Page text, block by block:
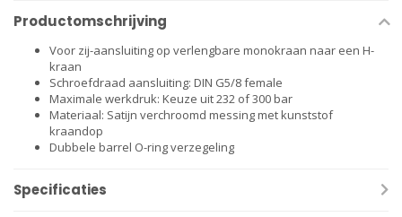
Productomschrijving
Voor zij-aansluiting op verlengbare monokraan naar een H-
kraan
Schroefdraad aansluiting: DIN G5/8 female
Maximale werkdruk: Keuze uit 232 of 300 bar
Materiaal: Satijn verchroomd messing met kunststof
kraandop
Dubbele barrel O-ring verzegeling
Specificaties